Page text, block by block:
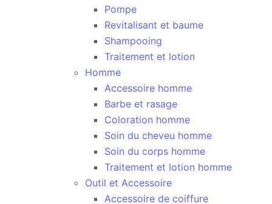
Pompe
Revitalisant et baume
Shampooing
Traitement et lotion
Homme
Accessoire homme
Barbe et rasage
Coloration homme
Soin du cheveu homme
Soin du corps homme
Traitement et lotion homme
Outil et Accessoire
Accessoire de coiffure